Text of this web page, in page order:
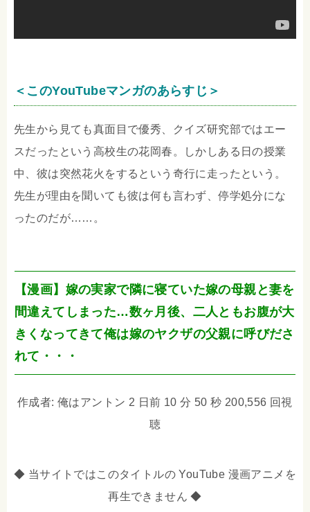
＜このYouTubeマンガのあらすじ＞
先生から見ても真面目で優秀、クイズ研究部ではエー
スだったという高校生の花岡春。しかしある日の授業
中、彼は突然花火をするという奇行に走ったという。
先生が理由を聞いても彼は何も言わず、停学処分にな
ったのだが……。
【漫画】嫁の実家で隣に寝ていた嫁の母親と妻を
間違えてしまった…数ヶ月後、二人ともお腹が大
きくなってきて俺は嫁のヤクザの父親に呼びださ
れて・・・
作成者: 俺はアントン 2 日前 10 分 50 秒 200,556 回視
聴
◆ 当サイトではこのタイトルの YouTube 漫画アニメを
再生できません ◆